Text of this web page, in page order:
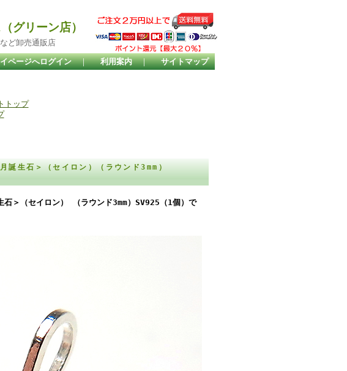
グリーン店）
ど卸売通販店
ページへログイン ｜ 利用案内 ｜ サイトマップ
トップ
生石＞（セイロン）（ラウンド3mm）
＞（セイロン） （ラウンド3mm）SV925（1個）で